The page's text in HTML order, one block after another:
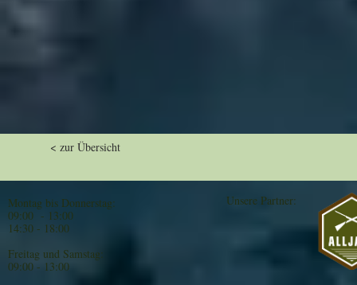
< zur Übersicht
Montag bis Donnerstag:
09:00 - 13:00
14:30 - 18:00
Freitag und Samstag:
09:00 - 13:00
Unsere Partner: